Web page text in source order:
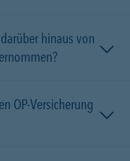
hinaus von
OP-Versicherung